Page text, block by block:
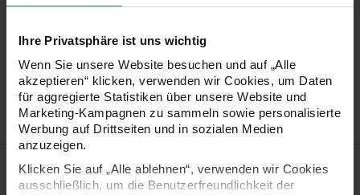
Ihre Privatsphäre ist uns wichtig
Wenn Sie unsere Website besuchen und auf „Alle
akzeptieren“ klicken, verwenden wir Cookies, um Daten
für aggregierte Statistiken über unsere Website und
Marketing-Kampagnen zu sammeln sowie personalisierte
Werbung auf Drittseiten und in sozialen Medien
anzuzeigen.
Klicken Sie auf „Alle ablehnen“, verwenden wir Cookies
ausschließlich, um die Benutzerfreundlichkeit der
Material
Breite 40mm
Artikel-Nr.3054016
Bestell-Nr.3599921
Produktbeschreibung